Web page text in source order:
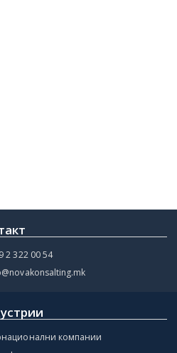
2 322 00 54
компании